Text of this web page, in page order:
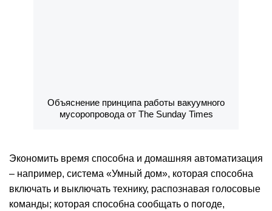
Объяснение принципа работы вакуумного
мусоропровода от The Sunday Times
Экономить время способна и домашняя автоматизация
– например, система «Умный дом», которая способна
включать и выключать технику, распознавая голосовые
команды; которая способна сообщать о погоде,